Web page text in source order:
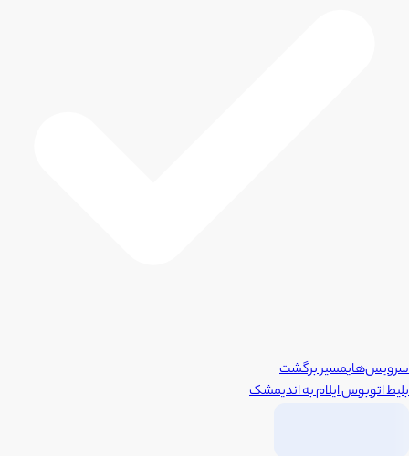
سرویس‌هایمسیر برگشت
بلیط اتوبوسایلامبهاندیمشک